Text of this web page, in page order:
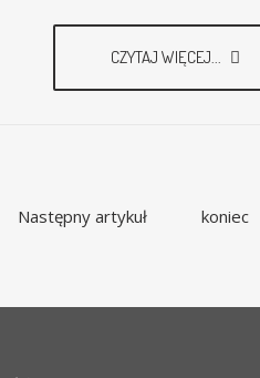
CZYTAJ WIĘCEJ...
Następny artykuł koniec